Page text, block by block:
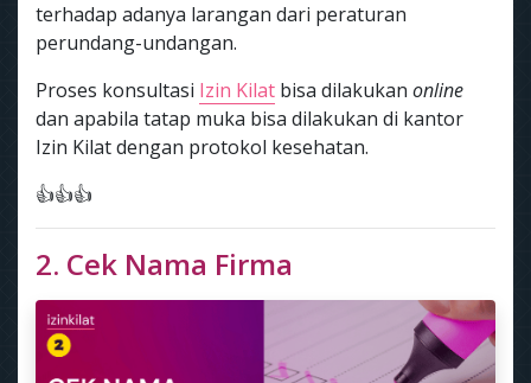
terhadap adanya larangan dari peraturan
perundang-undangan.
Proses konsultasi Izin Kilat bisa dilakukan online
dan apabila tatap muka bisa dilakukan di kantor
Izin Kilat dengan protokol kesehatan.
👍👍👍
2. Cek Nama Firma